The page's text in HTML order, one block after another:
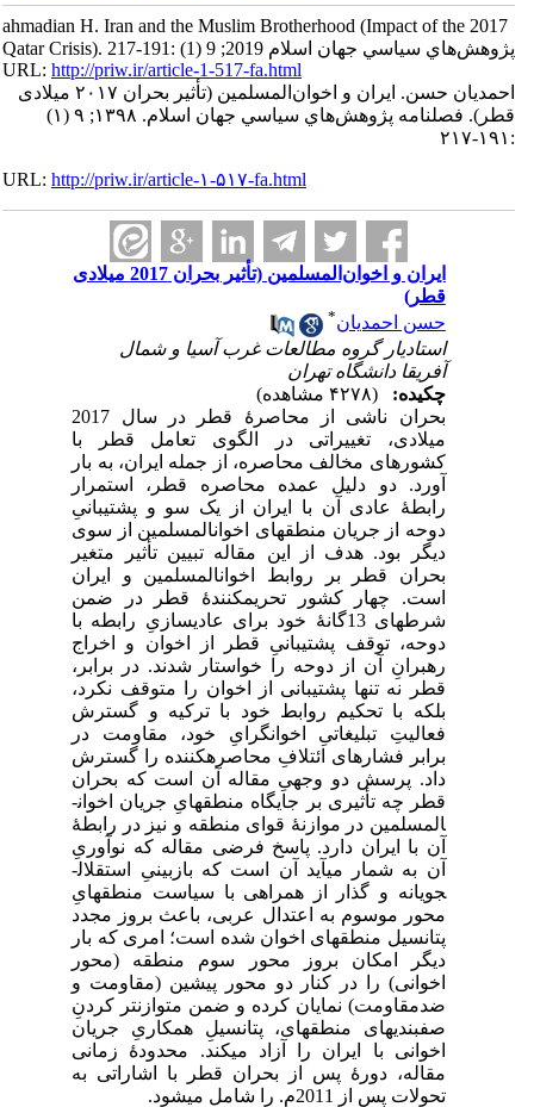
ahmadian H. Iran and the Muslim Brotherhood (Impact of the 2017
Qatar Crisis). پژوهش‌هاي سياسي جهان اسلام 2019; 9 (1) :191-217
URL:http://priw.ir/article-1-517-fa.html
احمدیان حسن. ایران و اخوان‌المسلمین (تأثیر بحران ۲۰۱۷ میلادی
قطر). فصلنامه پژوهش‌هاي سياسي جهان اسلام. ۱۳۹۸; ۹ (۱)
URL:http://priw.ir/article-۱-۵۱۷-fa.html
ایران و اخوان‌المسلمین (تأثیر بحران 2017 میلادی
قطر)
حسن احمدیان *
استادیار گروه مطالعات غرب آسیا و شمال
آفریقا دانشگاه تهران
چکیده:
بحران ناشی از محاصرۀ قطر در سال 2017
میلادی، تغییراتی در الگوی تعامل قطر با
کشورهای مخالف محاصره، از جمله ایران، به بار
آورد. دو دلیل عمده محاصره قطر، استمرار
رابطۀ عادی آن با ایران از یک سو و پشتیبانیِ
دوحه از جریان منطقه­ای اخوان­المسلمین از سوی
دیگر بود. هدف از این مقاله تبیین تأثیر متغیر
بحران قطر بر روابط اخوان­المسلمین و ایران
است. چهار کشور تحریم­کنندۀ قطر در ضمن
شرط­های 13گانۀ خود برای عادی­سازیِ رابطه با
دوحه، توقف پشتیبانیِ قطر از اخوان و اخراج
رهبرانِ آن از دوحه را خواستار شدند. در برابر،
قطر نه تنها پشتیبانی از اخوان را متوقف نکرد،
بلکه با تحکیم روابط خود با ترکیه و گسترش
فعالیتِ تبلیغاتیِ اخوان­گرایِ خود، مقاومت در
برابر فشارهای ائتلافِ محاصره­کننده را گسترش
داد. پرسش دو وجهیِ مقاله آن است که بحران
قطر چه تأثیری بر جایگاه منطقه­ایِ جریان اخوان­
المسلمین در موازنۀ قوای منطقه و نیز در رابطۀ
آن با ایران دارد. پاسخ فرضی مقاله که نوآوریِ
آن به شمار می­آید آن است که بازبینیِ استقلال­
جویانه و گذار از همراهی با سیاست منطقه­ایِ
محور موسوم به اعتدال عربی، باعث بروز مجدد
پتانسیل منطقه­ای اخوان شده است؛ امری که بار
دیگر امکان بروز محور سوم منطقه (محور
اخوانی) را در کنار دو محور پیشین (مقاومت و
ضدمقاومت) نمایان کرده و ضمن متوازن­تر کردنِ
صف­بندی­های منطقه­ای، پتانسیلِ همکاریِ جریان
اخوانی با ایران را آزاد می­کند. محدودۀ زمانی
مقاله، دورۀ پس از بحران قطر با اشاراتی به
تحولات پس از 2011م. را شامل می­شود.